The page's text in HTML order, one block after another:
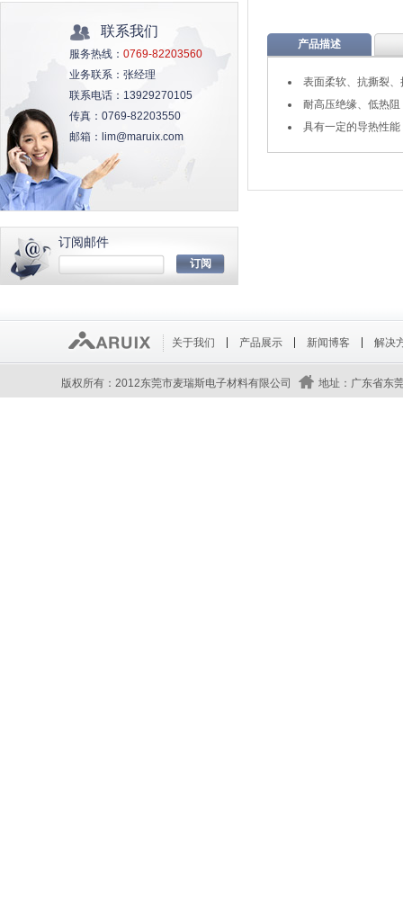
联系我们
服务热线： 0769-82203560
业务联系： 张经理
联系电话： 13929270105
传真： 0769-82203550
邮箱： lim@maruix.com
订阅邮件
产品描述
表面柔软、抗撕裂、
耐高压绝缘、低热阻
具有一定的导热性能
关于我们 产品展示 新闻博客 解决
版权所有：2012东莞市麦瑞斯电子材料有限公司 地址：广东省东